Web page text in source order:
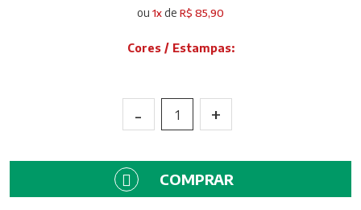
ou 1xde R$ 85,90
Cores / Estampas:
- 1 +
COMPRAR